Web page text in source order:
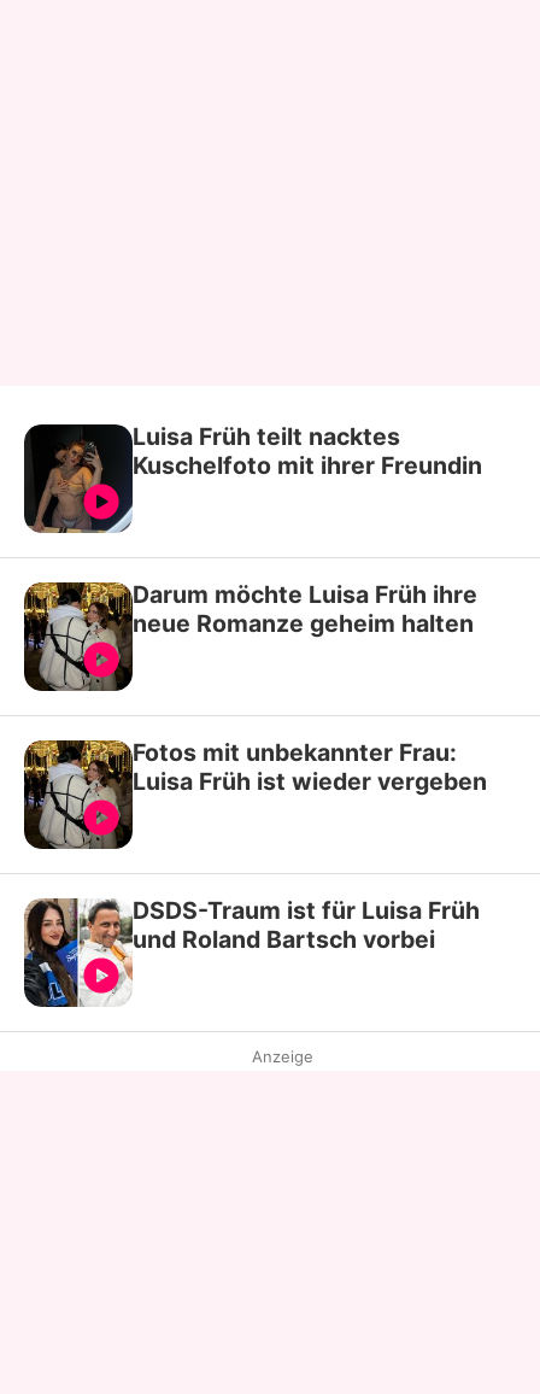
Luisa Früh teilt nacktes
Kuschelfoto mit ihrer Freundin
Darum möchte Luisa Früh ihre
neue Romanze geheim halten
Fotos mit unbekannter Frau:
Luisa Früh ist wieder vergeben
DSDS-Traum ist für Luisa Früh
und Roland Bartsch vorbei
Anzeige